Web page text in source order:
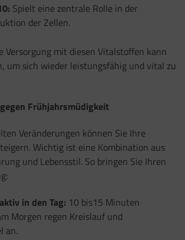
Spielt eine zentrale Rolle in der
der Zellen.
Versorgung mit diesen Vitalstoffen kann
um sich wieder leistungsfähig und vital zu
Frühjahrsmüdigkeit
Veränderungen können Sie Ihre
Wichtig ist eine Kombination aus
und Lebensstil. So bringen Sie Ihren
in den Tag: 10 bis15 Minuten
Morgen regen Kreislauf und
an.